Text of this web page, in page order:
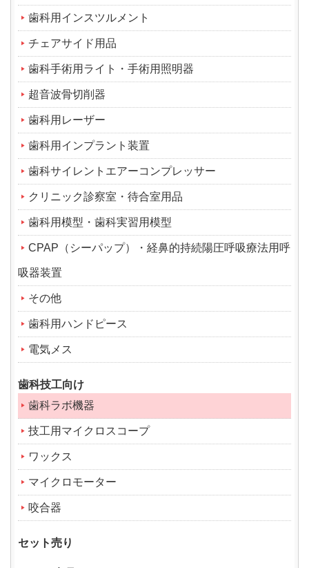
歯科用インスツルメント
チェアサイド用品
歯科手術用ライト・手術用照明器
超音波骨切削器
歯科用レーザー
歯科用インプラント装置
歯科サイレントエアーコンプレッサー
クリニック診察室・待合室用品
歯科用模型・歯科実習用模型
CPAP（シーパップ）・経鼻的持続陽圧呼吸療法用呼
吸器装置
その他
歯科用ハンドピース
電気メス
歯科技工向け
歯科ラボ機器
技工用マイクロスコープ
ワックス
マイクロモーター
咬合器
セット売り